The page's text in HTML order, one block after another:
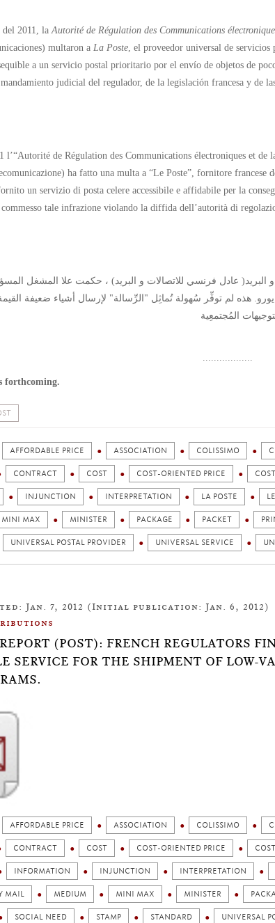
del 2011, laAutorité de Régulation des Communications
multaron a La Poste, el proveedor universal de
a un servicio postal prioritario por el envío de objetos de
judicial del regulador, de la legislación francesa y de
l’“Autorité de Régulation des Communications électroniques et
ha fatto una multa a “Le Poste”, fornitore
un servizio di posta celere accessibile e affidabile per la
tale infrazione violando la diffida dell’autorità di
الإلكترونية و البريد( عادل فرنسي للاتصالات و البريد) ، حكمت علا المشغل
هذه لم توفِّر سُهولة تُماثِل "الرِّسالة" لإرسال أشياء ضعيفة
..................
forthcoming.
AFFORDABLE PRICE ASSOCIATION COLISSIMO
CONTRACT COST COST-ORIENTED PRICE
INJUNCTION INTERPRETATION LA POSTE
MINI MAX MINISTER PACKAGE PACKET
UNIVERSAL POSTAL PROVIDER UNIVERSAL SERVICE
Jan. 7, 2012 (Initial publication: Jan. 6, 2012)
(POST): FRENCH REGULATORS
SERVICE FOR THE SHIPMENT OF LOW-
AFFORDABLE PRICE ASSOCIATION COLISSIMO
CONTRACT COST COST-ORIENTED PRICE
INFORMATION INJUNCTION INTERPRETATION
MAIL MEDIUM MINI MAX MINISTER
SOCIAL NEED STAMP STANDARD UNIVERSAL